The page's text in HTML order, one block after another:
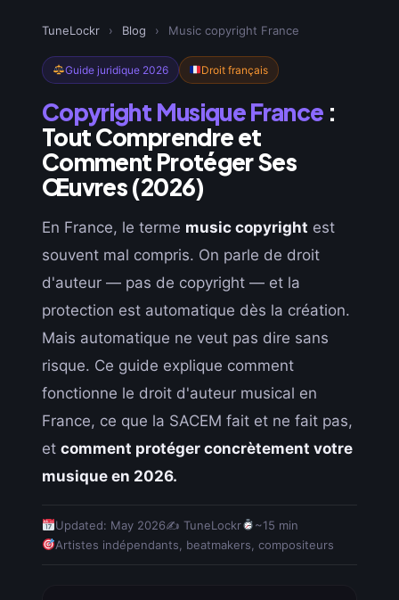
TuneLockr › Blog › Music copyright France
Guide juridique 2026 Droit français
Copyright Musique France :
Tout Comprendre et
Comment Protéger Ses
Œuvres (2026)
En France, le terme music copyright est
souvent mal compris. On parle de droit
d'auteur — pas de copyright — et la
protection est automatique dès la création.
Mais automatique ne veut pas dire sans
risque. Ce guide explique comment
fonctionne le droit d'auteur musical en
France, ce que la SACEM fait et ne fait pas,
et comment protéger concrètement votre
musique en 2026.
Updated: May 2026✍️ TuneLockr
~15 min
Artistes indépendants, beatmakers, compositeurs